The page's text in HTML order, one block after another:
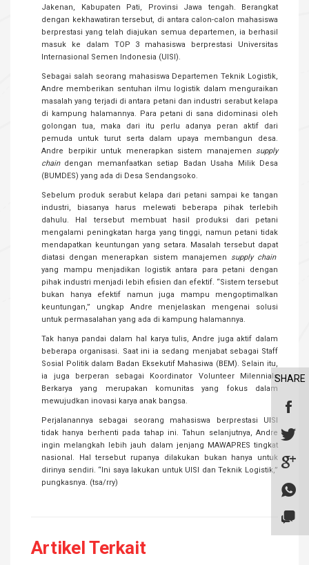
SHARE
Jakenan, Kabupaten Pati, Provinsi Jawa tengah. Berangkat
dengan kekhawatiran tersebut, di antara calon-calon mahasiswa
berprestasi yang telah diajukan semua departemen, ia berhasil
masuk ke dalam TOP 3 mahasiswa berprestasi Universitas
Internasional Semen Indonesia (UISI).
Sebagai salah seorang mahasiswa Departemen Teknik Logistik,
Andre memberikan sentuhan ilmu logistik dalam menguraikan
masalah yang terjadi di antara petani dan industri serabut kelapa
di kampung halamannya. Para petani di sana didominasi oleh
golongan tua, maka dari itu perlu adanya peran aktif dari
pemuda untuk turut serta dalam upaya membangun desa.
Andre berpikir untuk menerapkan sistem manajemen supply
chain dengan memanfaatkan setiap Badan Usaha Milik Desa
(BUMDES) yang ada di Desa Sendangsoko.
Sebelum produk serabut kelapa dari petani sampai ke tangan
industri, biasanya harus melewati beberapa pihak terlebih
dahulu. Hal tersebut membuat hasil produksi dari petani
mengalami peningkatan harga yang tinggi, namun petani tidak
mendapatkan keuntungan yang setara. Masalah tersebut dapat
diatasi dengan menerapkan sistem manajemen supply chain
yang mampu menjadikan logistik antara para petani dengan
pihak industri menjadi lebih efisien dan efektif. “Sistem tersebut
bukan hanya efektif namun juga mampu mengoptimalkan
keuntungan,” ungkap Andre menjelaskan mengenai solusi
untuk permasalahan yang ada di kampung halamannya.
Tak hanya pandai dalam hal karya tulis, Andre juga aktif dalam
beberapa organisasi. Saat ini ia sedang menjabat sebagai Staff
Sosial Politik dalam Badan Eksekutif Mahasiwa (BEM). Selain itu,
ia juga berperan sebagai Koordinator Volunteer Milennials
Berkarya yang merupakan komunitas yang fokus dalam
mewujudkan inovasi karya anak bangsa.
Perjalanannya sebagai seorang mahasiswa berprestasi UISI
tidak hanya berhenti pada tahap ini. Tahun selanjutnya, Andre
ingin melangkah lebih jauh dalam jenjang MAWAPRES tingkat
nasional. Hal tersebut rupanya dilakukan bukan hanya untuk
dirinya sendiri. “Ini saya lakukan untuk UISI dan Teknik Logistik,”
pungkasnya. (tsa/rry)
Artikel Terkait